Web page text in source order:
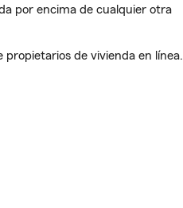
por encima de cualquier otra
de vivienda en línea.